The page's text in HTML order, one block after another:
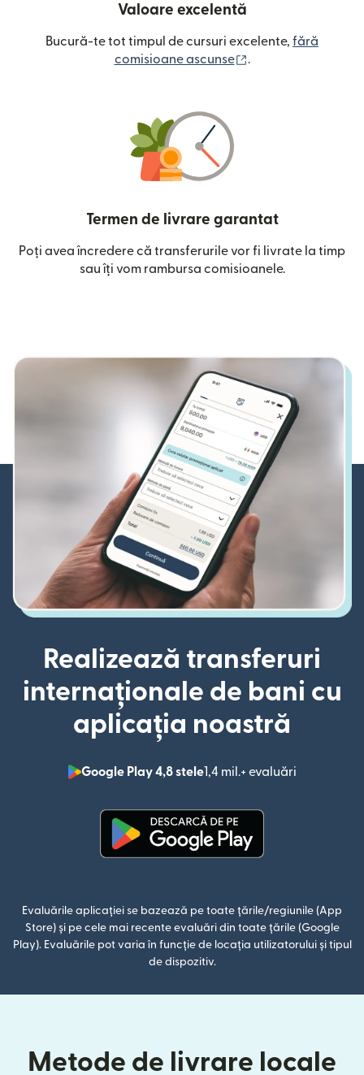
Valoare excelentă
Bucură-te tot timpul de cursuri excelente, fără
comisioane ascunse
.
Termen de livrare garantat
Poți avea încredere că transferurile vor fi livrate la timp
sau îți vom rambursa comisioanele.
Realizează transferuri
internaționale de bani cu
aplicația noastră
Google Play 4,8 stele1,4 mil.+ evaluări
(se
Evaluările aplicației se bazează pe toate țările/regiunile (App
Store) și pe cele mai recente evaluări din toate țările (Google
Play). Evaluările pot varia în funcție de locația utilizatorului și tipul
de dispozitiv.
Metode de livrare locale